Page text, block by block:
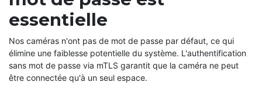
essentielle
Nos caméras n'ont pas de mot de passe par défaut, ce qui
élimine une faiblesse potentielle du système. L'authentification
sans mot de passe via mTLS garantit que la caméra ne peut
être connectée qu'à un seul espace.